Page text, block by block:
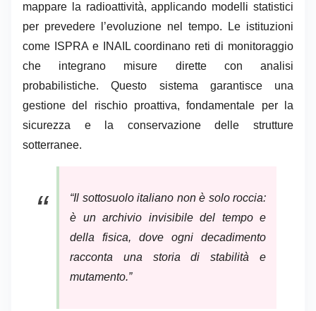
mappare la radioattività, applicando modelli statistici
per prevedere l’evoluzione nel tempo. Le istituzioni
come ISPRA e INAIL coordinano reti di monitoraggio
che integrano misure dirette con analisi
probabilistiche. Questo sistema garantisce una
gestione del rischio proattiva, fondamentale per la
sicurezza e la conservazione delle strutture
sotterranee.
“Il sottosuolo italiano non è solo roccia:
è un archivio invisibile del tempo e
della fisica, dove ogni decadimento
racconta una storia di stabilità e
mutamento.”